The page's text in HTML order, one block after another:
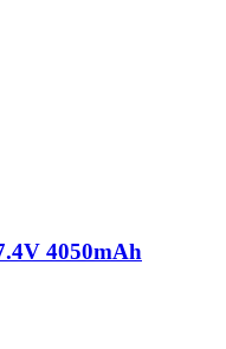
4050mAh